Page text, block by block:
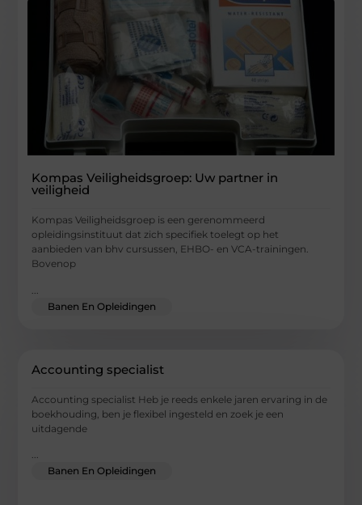
Kompas Veiligheidsgroep: Uw partner in
veiligheid
Kompas Veiligheidsgroep is een gerenommeerd
opleidingsinstituut dat zich specifiek toelegt op het
aanbieden van bhv cursussen, EHBO- en VCA-trainingen.
Bovenop
Banen En Opleidingen
Accounting specialist
Accounting specialist Heb je reeds enkele jaren ervaring in de
boekhouding, ben je flexibel ingesteld en zoek je een
uitdagende
Banen En Opleidingen